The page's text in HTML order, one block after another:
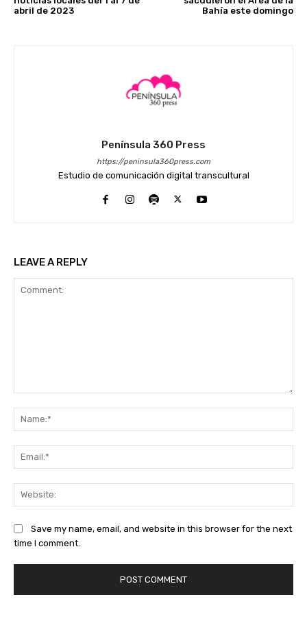
abril de 2023
Bahía este domingo
Península 360 Press
https://peninsula360press.com
Estudio de comunicación digital transcultural
LEAVE A REPLY
Save my name, email, and website in this browser for the next
time I comment.